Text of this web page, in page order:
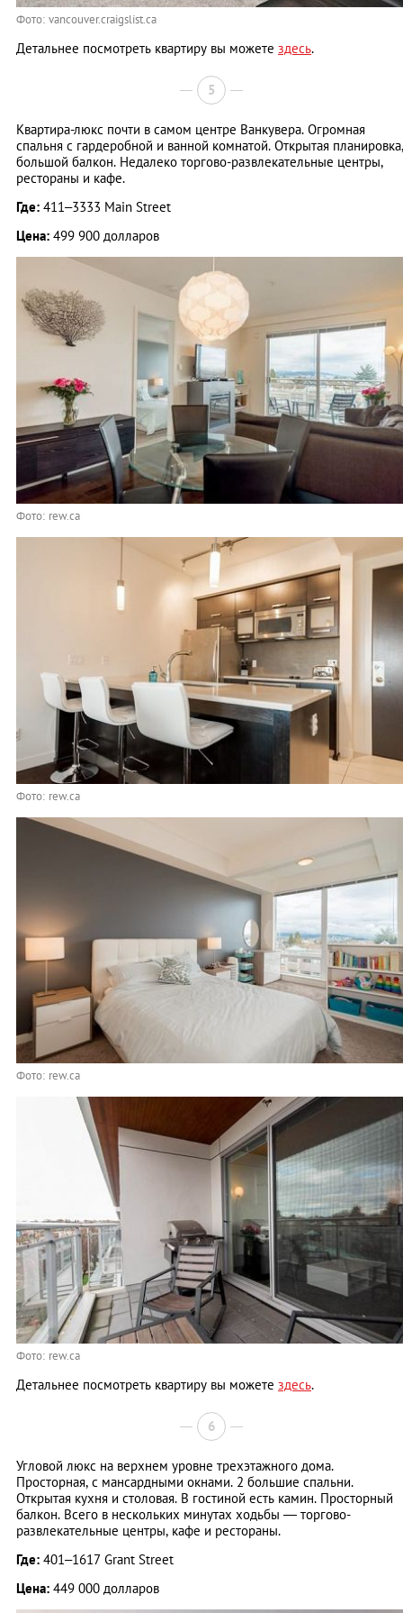
Фото: vancouver.craigslist.ca
Детальнее посмотреть квартиру вы можете здесь.
5
Квартира-люкс почти в самом центре Ванкувера. Огромная
спальня с гардеробной и ванной комнатой. Открытая планировка,
большой балкон. Недалеко торгово-развлекательные центры,
рестораны и кафе.
Где: 411–3333 Main Street
Цена: 499 900 долларов
Фото: rew.ca
Фото: rew.ca
Фото: rew.ca
Фото: rew.ca
Детальнее посмотреть квартиру вы можете здесь.
6
Угловой люкс на верхнем уровне трехэтажного дома.
Просторная, с мансардными окнами. 2 большие спальни.
Открытая кухня и столовая. В гостиной есть камин. Просторный
балкон. Всего в нескольких минутах ходьбы — торгово-
развлекательные центры, кафе и рестораны.
Где: 401–1617 Grant Street
Цена: 449 000 долларов